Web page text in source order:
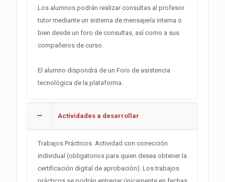
Los alumnos podrán realizar consultas al profesor
tutor mediante un sistema de mensajería interna o
bien desde un foro de consultas, así como a sus
compañeros de curso.
El alumno dispondrá de un Foro de asistencia
tecnológica de la plataforma.
Actividades a desarrollar
Trabajos Prácticos. Actividad con corrección
individual (obligatorios para quien desea obtener la
certificación digital de aprobación). Los trabajos